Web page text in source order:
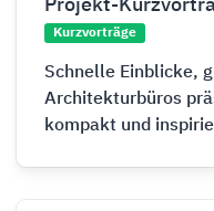
Projekt-
Kurzvorträge
Schnelle Einblicke,
Architekturbüros
kompakt und